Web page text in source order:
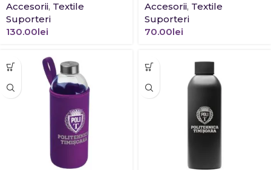
Accesorii, Textile
Suporteri
130.00lei
Accesorii, Textile
Suporteri
70.00lei